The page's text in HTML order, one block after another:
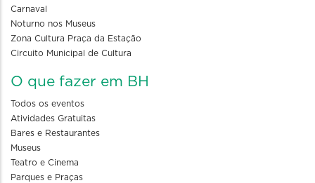
Carnaval
Noturno nos Museus
Zona Cultura Praça da Estação
Circuito Municipal de Cultura
O que fazer em BH
Todos os eventos
Atividades Gratuitas
Bares e Restaurantes
Museus
Teatro e Cinema
Parques e Praças